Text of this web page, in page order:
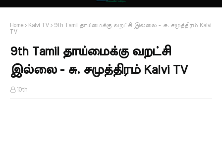
Home Kalvi TV
9th Tamil தாய்மைக்கு வறட்சி இல்லை - சு. சமுத்திரம் Kalvi
TV
9th Tamil தாய்மைக்கு வறட்சி
இல்லை - சு. சமுத்திரம் Kalvi TV
10th